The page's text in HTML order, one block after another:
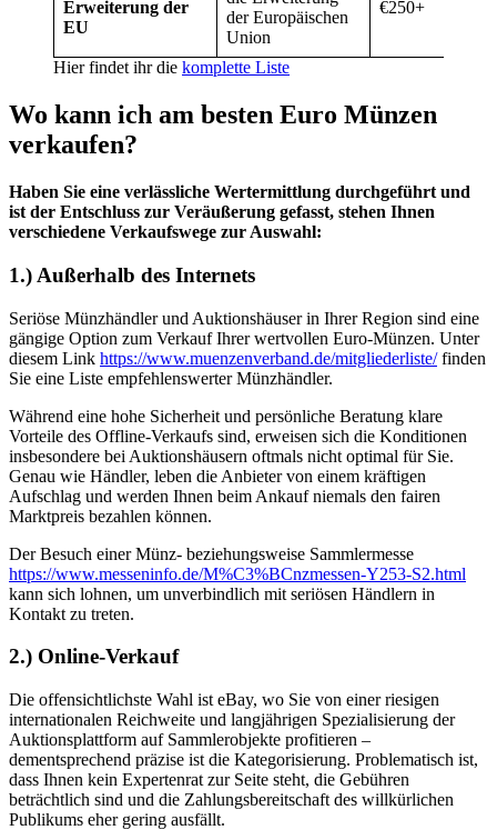
Erweiterung der
EU
der Europäischen
Union
€250+
Hier findet ihr die komplette Liste
Wo kann ich am besten Euro Münzen
verkaufen?
Haben Sie eine verlässliche Wertermittlung durchgeführt und
ist der Entschluss zur Veräußerung gefasst, stehen Ihnen
verschiedene Verkaufswege zur Auswahl:
1.) Außerhalb des Internets
Seriöse Münzhändler und Auktionshäuser in Ihrer Region sind eine
gängige Option zum Verkauf Ihrer wertvollen Euro-Münzen. Unter
diesem Link https://www.muenzenverband.de/mitgliederliste/finden
Sie eine Liste empfehlenswerter Münzhändler.
Während eine hohe Sicherheit und persönliche Beratung klare
Vorteile des Offline-Verkaufs sind, erweisen sich die Konditionen
insbesondere bei Auktionshäusern oftmals nicht optimal für Sie.
Genau wie Händler, leben die Anbieter von einem kräftigen
Aufschlag und werden Ihnen beim Ankauf niemals den fairen
Marktpreis bezahlen können.
Der Besuch einer Münz- beziehungsweise Sammlermesse
https://www.messeninfo.de/M%C3%BCnzmessen-Y253-S2.html
kann sich lohnen, um unverbindlich mit seriösen Händlern in
Kontakt zu treten.
2.) Online-Verkauf
Die offensichtlichste Wahl ist eBay, wo Sie von einer riesigen
internationalen Reichweite und langjährigen Spezialisierung der
Auktionsplattform auf Sammlerobjekte profitieren –
dementsprechend präzise ist die Kategorisierung. Problematisch ist,
dass Ihnen kein Expertenrat zur Seite steht, die Gebühren
beträchtlich sind und die Zahlungsbereitschaft des willkürlichen
Publikums eher gering ausfällt.